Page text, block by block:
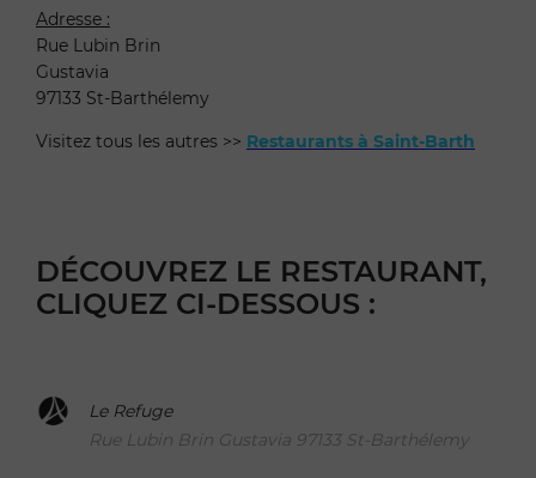
Adresse :
Rue Lubin Brin
Gustavia
97133 St-Barthélemy
Visitez tous les autres >> Restaurants à Saint-Barth
DÉCOUVREZ LE RESTAURANT,
CLIQUEZ CI-DESSOUS :
Le Refuge
Rue Lubin Brin Gustavia 97133 St-Barthélemy